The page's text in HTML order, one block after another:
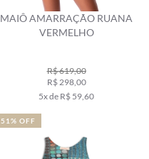
MAIÔ AMARRAÇÃO RUANA
VERMELHO
R$ 619,00
R$ 298,00
5x de R$ 59,60
51% OFF